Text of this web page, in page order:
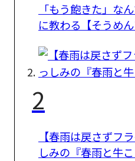
「もう飽きた」な
に教わる【そうめ
2
【春雨は戻さずフ
しみの『春雨と牛